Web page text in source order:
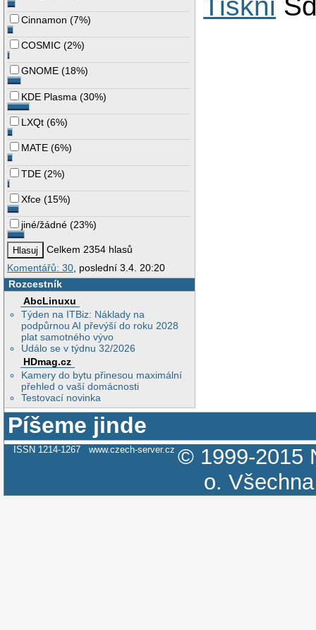
Cinnamon (7%)
COSMIC (2%)
GNOME (18%)
KDE Plasma (30%)
LXQt (6%)
MATE (6%)
TDE (2%)
Xfce (15%)
jiné/žádné (23%)
Celkem 2354 hlasů
Komentářů: 30 , poslední 3.4. 20:20
Rozcestník
AbcLinuxu
Týden na ITBiz: Náklady na
podpůrnou AI převýší do roku 2028
plat samotného vývo
Událo se v týdnu 32/2026
HDmag.cz
Kamery do bytu přinesou maximální
přehled o vaší domácnosti
Testovací novinka
Píšeme jinde
ISSN 1214-1267 www.czech-server.cz © 1999-2015
o.